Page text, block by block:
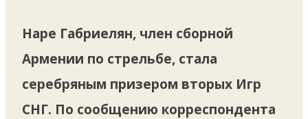
Наре Габриелян, член сборной
Армении по стрельбе, стала
серебряным призером вторых Игр
СНГ. По сообщению корреспондента